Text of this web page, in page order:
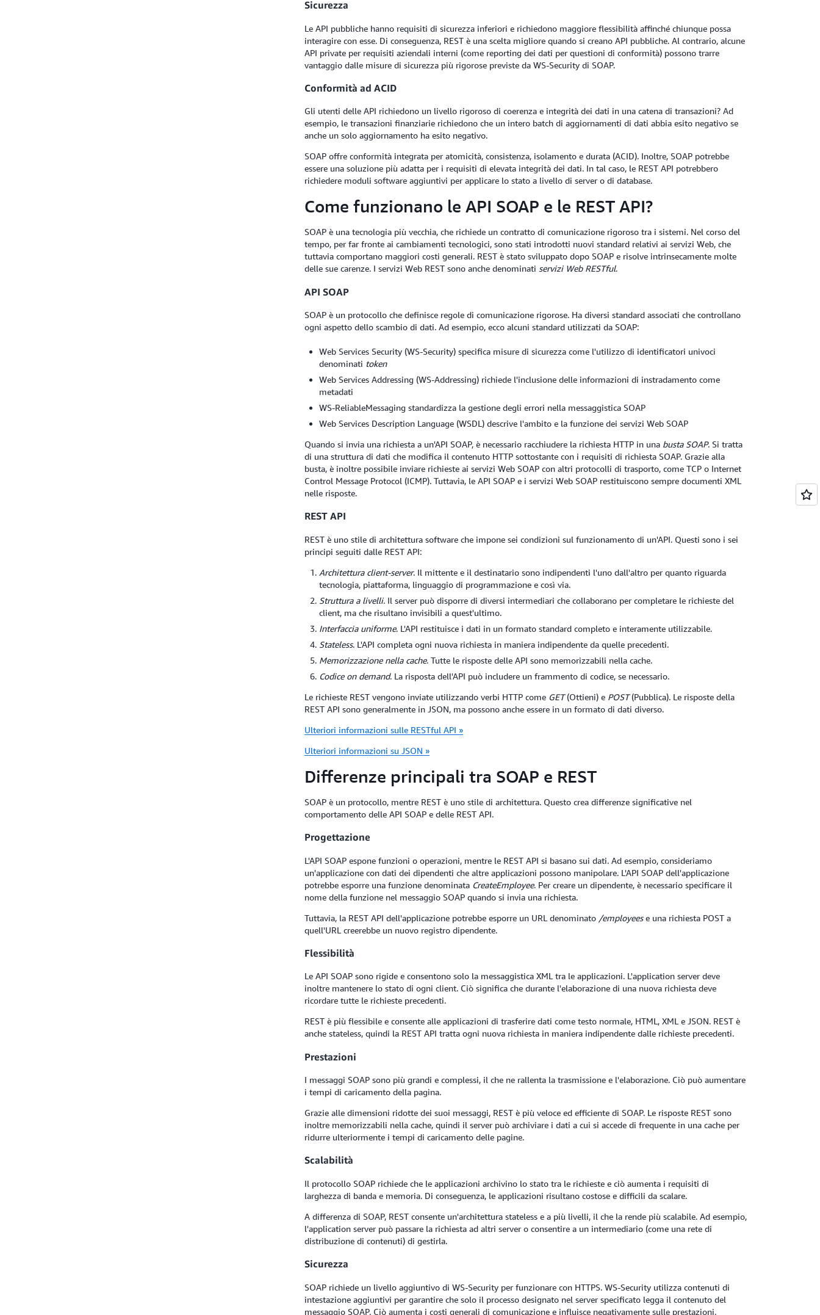
Sicurezza
Le API pubbliche hanno requisiti di sicurezza inferiori e richiedono maggiore flessibilità affinché chiunque possa
interagire con esse. Di conseguenza, REST è una scelta migliore quando si creano API pubbliche. Al contrario, alcune
API private per requisiti aziendali interni (come reporting dei dati per questioni di conformità) possono trarre
vantaggio dalle misure di sicurezza più rigorose previste da WS-Security di SOAP.
Conformità ad ACID
Gli utenti delle API richiedono un livello rigoroso di coerenza e integrità dei dati in una catena di transazioni? Ad
esempio, le transazioni finanziarie richiedono che un intero batch di aggiornamenti di dati abbia esito negativo se
anche un solo aggiornamento ha esito negativo.
SOAP offre conformità integrata per atomicità, consistenza, isolamento e durata (ACID). Inoltre, SOAP potrebbe
essere una soluzione più adatta per i requisiti di elevata integrità dei dati. In tal caso, le REST API potrebbero
richiedere moduli software aggiuntivi per applicare lo stato a livello di server o di database.
Come funzionano le API SOAP e le REST API?
SOAP è una tecnologia più vecchia, che richiede un contratto di comunicazione rigoroso tra i sistemi. Nel corso del
tempo, per far fronte ai cambiamenti tecnologici, sono stati introdotti nuovi standard relativi ai servizi Web, che
tuttavia comportano maggiori costi generali. REST è stato sviluppato dopo SOAP e risolve intrinsecamente molte
delle sue carenze. I servizi Web REST sono anche denominati servizi Web RESTful.
API SOAP
SOAP è un protocollo che definisce regole di comunicazione rigorose. Ha diversi standard associati che controllano
ogni aspetto dello scambio di dati. Ad esempio, ecco alcuni standard utilizzati da SOAP:
Web Services Security (WS-Security) specifica misure di sicurezza come l'utilizzo di identificatori univoci
denominati token
Web Services Addressing (WS-Addressing) richiede l'inclusione delle informazioni di instradamento come
metadati
WS-ReliableMessaging standardizza la gestione degli errori nella messaggistica SOAP
Web Services Description Language (WSDL) descrive l'ambito e la funzione dei servizi Web SOAP
Quando si invia una richiesta a un'API SOAP, è necessario racchiudere la richiesta HTTP in una busta SOAP. Si tratta
di una struttura di dati che modifica il contenuto HTTP sottostante con i requisiti di richiesta SOAP. Grazie alla
busta, è inoltre possibile inviare richieste ai servizi Web SOAP con altri protocolli di trasporto, come TCP o Internet
Control Message Protocol (ICMP). Tuttavia, le API SOAP e i servizi Web SOAP restituiscono sempre documenti XML
nelle risposte.
REST API
REST è uno stile di architettura software che impone sei condizioni sul funzionamento di un'API. Questi sono i sei
principi seguiti dalle REST API:
Architettura client-server. Il mittente e il destinatario sono indipendenti l'uno dall'altro per quanto riguarda
tecnologia, piattaforma, linguaggio di programmazione e così via.
Struttura a livelli. Il server può disporre di diversi intermediari che collaborano per completare le richieste del
client, ma che risultano invisibili a quest'ultimo.
Interfaccia uniforme. L'API restituisce i dati in un formato standard completo e interamente utilizzabile.
Stateless. L'API completa ogni nuova richiesta in maniera indipendente da quelle precedenti.
Memorizzazione nella cache. Tutte le risposte delle API sono memorizzabili nella cache.
Codice on demand. La risposta dell'API può includere un frammento di codice, se necessario.
Le richieste REST vengono inviate utilizzando verbi HTTP come GET(Ottieni) e POST(Pubblica). Le risposte della
REST API sono generalmente in JSON, ma possono anche essere in un formato di dati diverso.
Ulteriori informazioni sulle RESTful API »
Ulteriori informazioni su JSON »
Differenze principali tra SOAP e REST
SOAP è un protocollo, mentre REST è uno stile di architettura. Questo crea differenze significative nel
comportamento delle API SOAP e delle REST API.
Progettazione
L'API SOAP espone funzioni o operazioni, mentre le REST API si basano sui dati. Ad esempio, consideriamo
un'applicazione con dati dei dipendenti che altre applicazioni possono manipolare. L'API SOAP dell'applicazione
potrebbe esporre una funzione denominata CreateEmployee. Per creare un dipendente, è necessario specificare il
nome della funzione nel messaggio SOAP quando si invia una richiesta.
Tuttavia, la REST API dell'applicazione potrebbe esporre un URL denominato /employeese una richiesta POST a
quell'URL creerebbe un nuovo registro dipendente.
Flessibilità
Le API SOAP sono rigide e consentono solo la messaggistica XML tra le applicazioni. L'application server deve
inoltre mantenere lo stato di ogni client. Ciò significa che durante l'elaborazione di una nuova richiesta deve
ricordare tutte le richieste precedenti.
REST è più flessibile e consente alle applicazioni di trasferire dati come testo normale, HTML, XML e JSON. REST è
anche stateless, quindi la REST API tratta ogni nuova richiesta in maniera indipendente dalle richieste precedenti.
Prestazioni
I messaggi SOAP sono più grandi e complessi, il che ne rallenta la trasmissione e l'elaborazione. Ciò può aumentare
i tempi di caricamento della pagina.
Grazie alle dimensioni ridotte dei suoi messaggi, REST è più veloce ed efficiente di SOAP. Le risposte REST sono
inoltre memorizzabili nella cache, quindi il server può archiviare i dati a cui si accede di frequente in una cache per
ridurre ulteriormente i tempi di caricamento delle pagine.
Scalabilità
Il protocollo SOAP richiede che le applicazioni archivino lo stato tra le richieste e ciò aumenta i requisiti di
larghezza di banda e memoria. Di conseguenza, le applicazioni risultano costose e difficili da scalare.
A differenza di SOAP, REST consente un'architettura stateless e a più livelli, il che la rende più scalabile. Ad esempio,
l'application server può passare la richiesta ad altri server o consentire a un intermediario (come una rete di
distribuzione di contenuti) di gestirla.
Sicurezza
SOAP richiede un livello aggiuntivo di WS-Security per funzionare con HTTPS. WS-Security utilizza contenuti di
intestazione aggiuntivi per garantire che solo il processo designato nel server specificato legga il contenuto del
messaggio SOAP. Ciò aumenta i costi generali di comunicazione e influisce negativamente sulle prestazioni.